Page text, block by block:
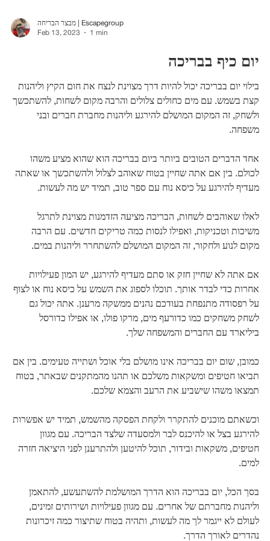
מבצר הבריחה | Escapegroup
Feb 13, 2023
1 min
יום כיף בבריכה
בילוי יום בבריכה יכול להיות דרך מצוינת לנצח את חום הקיץ וליהנות
קצת בשמש. עם מים כחולים צלולים והרבה מקום לשחות, להשתכשך
ולשחק, זה המקום המושלם להירגע וליהנות מחברת חברים ובני
משפחה.
אחד הדברים הטובים ביותר ביום בבריכה הוא שהוא מציע משהו
לכולם. בין אם אתה שחיין בטוח שאוהב לצלול ולהשתכשך או שאתה
מעדיף להירגע על כיסא נוח עם ספר טוב, תמיד יש מה לעשות.
לאלו שאוהבים לשחות, הבריכה מציעה הזדמנות מצוינת לתרגל
משיכות וטכניקות, ואפילו לנסות כמה טריקים חדשים. עם הרבה
מקום לנוע ולחקור, זה המקום המושלם להשתחרר וליהנות במים.
אם אתה לא שחיין חזק או סתם מעדיף להירגע, יש המון פעילויות
אחרות כדי לבדר אותך. תוכלו לספוג את השמש על כיסא נוח או לצוף
על רפסודה מתנפחת בעודכם נהנים ממשקה מרענן. אתה יכול גם
לשחק משחקים כמו כדורעף מים, מרקו פולו, או אפילו כדורסל
ביליארד עם החברים והמשפחה שלך.
כמובן, שום יום בבריכה אינו מושלם בלי אוכל ושתייה טעימים. בין אם
תביאו חטיפים ומשקאות משלכם או תהנו מהמתקנים שבאתר, בטוח
תמצאו משהו שישביע את הרעב והצמא שלכם.
וכשאתם מוכנים להתקרר ולקחת הפסקה מהשמש, תמיד יש אפשרות
להירגע בצל או להיכנס לבר ולמסעדה שלצד הבריכה. עם מגוון
חטיפים, משקאות ובידור, תוכל להיטען ולהתרענן לפני היציאה חזרה
למים.
בסך הכל, יום בבריכה הוא הדרך המושלמת להשתעשע, להתאמן
וליהנות מחברתם של אחרים. עם מגוון פעילויות ושירותים זמינים,
לעולם לא ייגמר לך מה לעשות, ותהיה בטוח שתיצור כמה זיכרונות
נהדרים לאורך הדרך.